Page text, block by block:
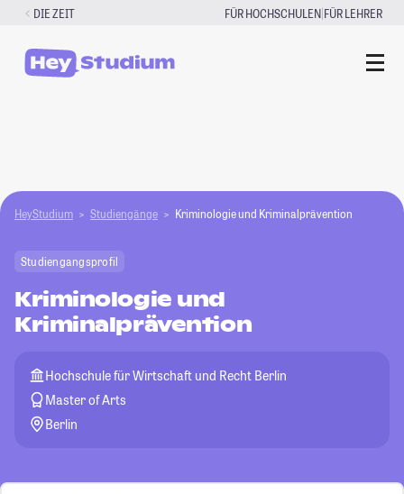
Zum
springen
DIE ZEIT FÜR HOCHSCHULEN|FÜR LEHRER
HeyStudium Studiengänge Kriminologie und Kriminalprävention
Studiengangsprofil
Kriminologie und
Kriminalprävention
Hochschule für Wirtschaft und Recht Berlin
Master of Arts
Berlin